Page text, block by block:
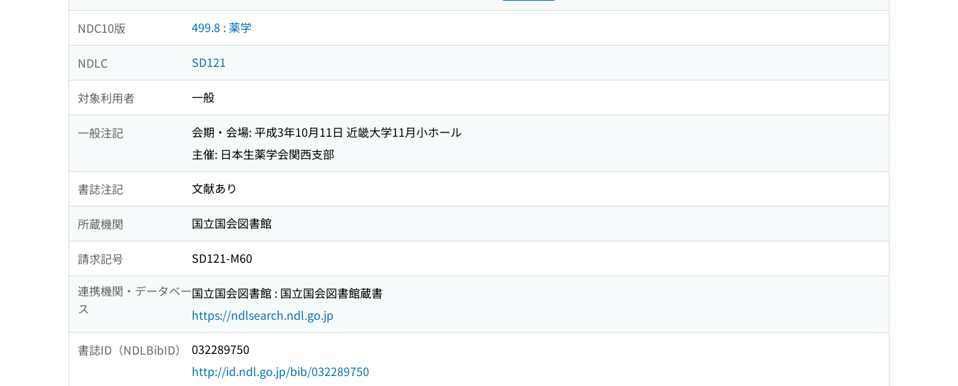
NDC10版 499.8 : 薬学
NDLC SD121
対象利用者 一般
一般注記
会期・会場: 平成3年10月11日 近畿大学11月小ホール
主催: 日本生薬学会関西支部
書誌注記 文献あり
所蔵機関 国立国会図書館
請求記号
SD121-M60
連携機関・データベー
ス
国立国会図書館 : 国立国会図書館蔵書
https://ndlsearch.ndl.go.jp
書誌ID（NDLBibID）
032289750
http://id.ndl.go.jp/bib/032289750